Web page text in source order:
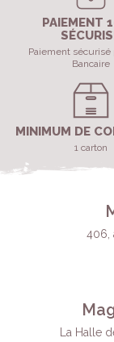
PAIEMENT
Paiement sécurisé
Bancaire
MINIMUM DE
1 carton
406,
La Halle